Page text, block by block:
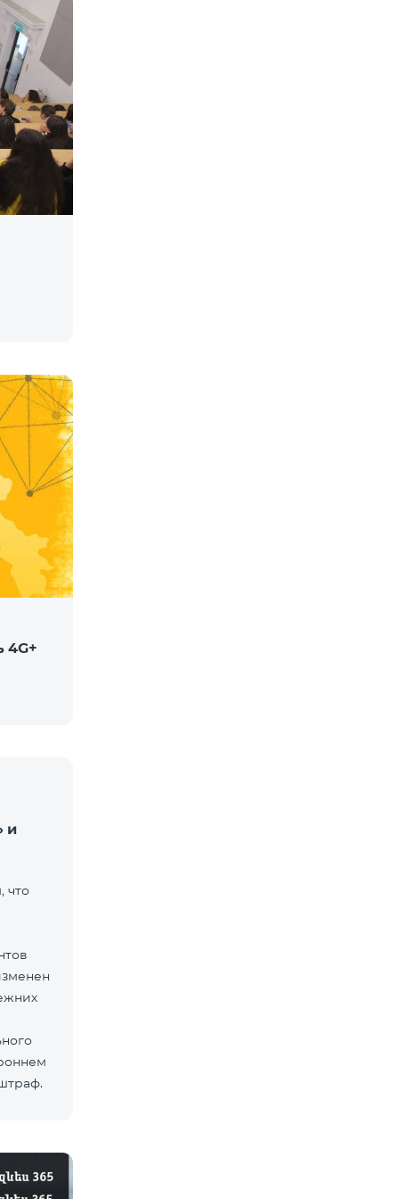
4G+
и
что